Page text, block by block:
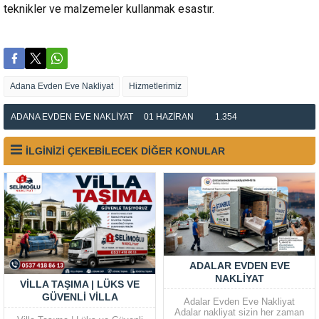
teknikler ve malzemeler kullanmak esastır.
Adana Evden Eve Nakliyat Hizmetlerimiz
ADANA EVDEN EVE NAKLIYAT 01 HAZIRAN 1.354
İLGİNİZİ ÇEKEBİLECEK DİĞER KONULAR
VILLA TAŞIMA | LÜKS VE
GÜVENLI VILLA
TAŞIMACILIĞI HIZMETLERI
ADALAR EVDEN EVE
NAKLIYAT
Adalar Evden Eve Nakliyat
Adalar nakliyat sizin her zaman